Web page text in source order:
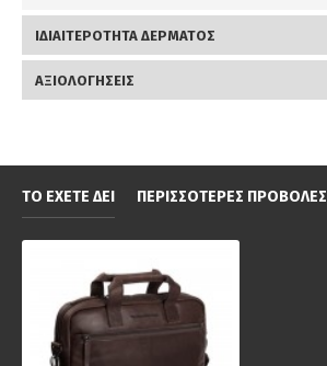
ΙΔΙΑΙΤΕΡΟΤΗΤΑ ΔΕΡΜΑΤΟΣ
ΑΞΙΟΛΟΓΉΣΕΙΣ
ΤΟ ΈΧΕΤΕ ΔΕΙ ΠΕΡΙΣΣΌΤΕΡΕΣ ΠΡΟΒΟΛΈΣ